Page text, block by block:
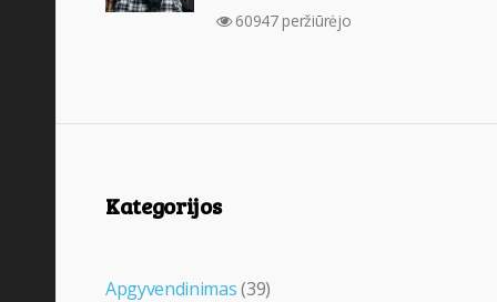
60947 peržiūrėjo
Kategorijos
Apgyvendinimas(39)